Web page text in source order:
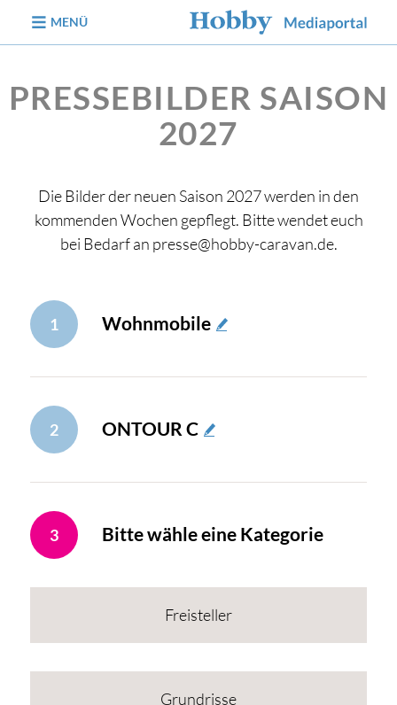
MENÜ
PRESSEBILDER SAISON
2027
Die Bilder der neuen Saison 2027 werden in den
kommenden Wochen gepflegt. Bitte wendet euch
bei Bedarf an presse@hobby-caravan.de.
1 Wohnmobile
2 ONTOUR C
3 Bitte wähle eine Kategorie
Freisteller
Grundrisse